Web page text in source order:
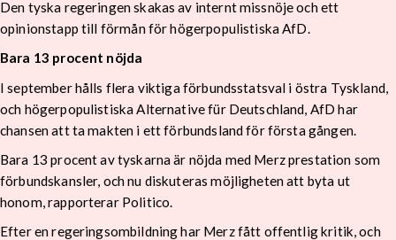
Den tyska regeringen skakas av internt missnöje och ett
opinionstapp till förmån för högerpopulistiska AfD.
Bara 13 procent nöjda
I september hålls flera viktiga förbundsstatsval i östra Tyskland,
och högerpopulistiska Alternative für Deutschland, AfD har
chansen att ta makten i ett förbundsland för första gången.
Bara 13 procent av tyskarna är nöjda med Merz prestation som
förbundskansler, och nu diskuteras möjligheten att byta ut
honom, rapporterar Politico.
Efter en regeringsombildning har Merz fått offentlig kritik, och